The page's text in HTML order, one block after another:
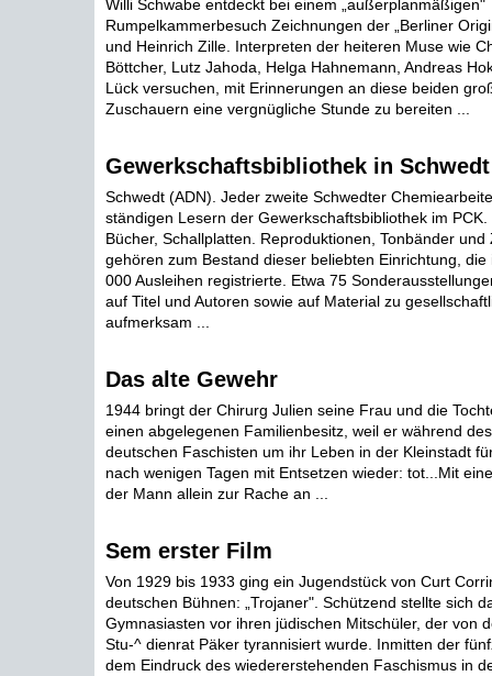
Willi Schwabe entdeckt bei einem „außerplanmäßigen"
Rumpelkammerbesuch Zeichnungen der „Berliner
und Heinrich Zille. Interpreten der heiteren Muse wie
Böttcher, Lutz Jahoda, Helga Hahnemann, Andreas
Lück versuchen, mit Erinnerungen an diese beiden
Zuschauern eine vergnügliche Stunde zu bereiten ...
Gewerkschaftsbibliothek in
Schwedt (ADN). Jeder zweite Schwedter
ständigen Lesern der Gewerkschaftsbibliothek im
Bücher, Schallplatten. Reproduktionen, Tonbänder und
gehören zum Bestand dieser beliebten Einrichtung, die
000 Ausleihen registrierte. Etwa 75
auf Titel und Autoren sowie auf Material zu
aufmerksam ...
Das alte Gewehr
1944 bringt der Chirurg Julien seine Frau und die
einen abgelegenen Familienbesitz, weil er während
deutschen Faschisten um ihr Leben in der Kleinstadt
nach wenigen Tagen mit Entsetzen wieder: tot...Mit
der Mann allein zur Rache an ...
Sem erster Film
Von 1929 bis 1933 ging ein Jugendstück von Curt
deutschen Bühnen: „Trojaner". Schützend stellte sich
Gymnasiasten vor ihren jüdischen Mitschüler, der von
Stu-^ dienrat Päker tyrannisiert wurde. Inmitten der
dem Eindruck des wiedererstehenden Faschismus in